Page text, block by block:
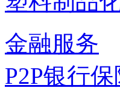
金融服务
P2P银行保